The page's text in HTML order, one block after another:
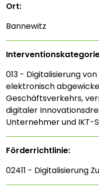
Ort:
Bannewitz
013 - Digitalisierung
elektronisch
Geschäftsverkehrs,
digitaler
Unternehmer und IKT-
Förderrichtlinie:
02411 - Digitalisierung